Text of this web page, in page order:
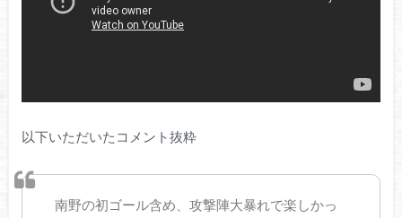
以下いただいたコメント抜粋
南野の初ゴール含め、攻撃陣大暴れで楽しかっ